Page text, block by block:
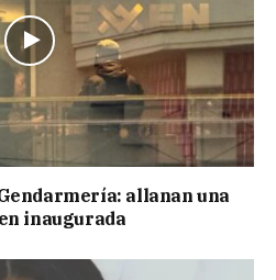
allanan una
inaugurada